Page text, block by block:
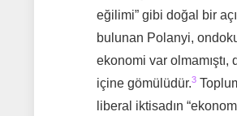
eğilimi” gibi doğal bir
bulunan Polanyi,
ekonomi var
içine gömülüdür.3
liberal iktisadın